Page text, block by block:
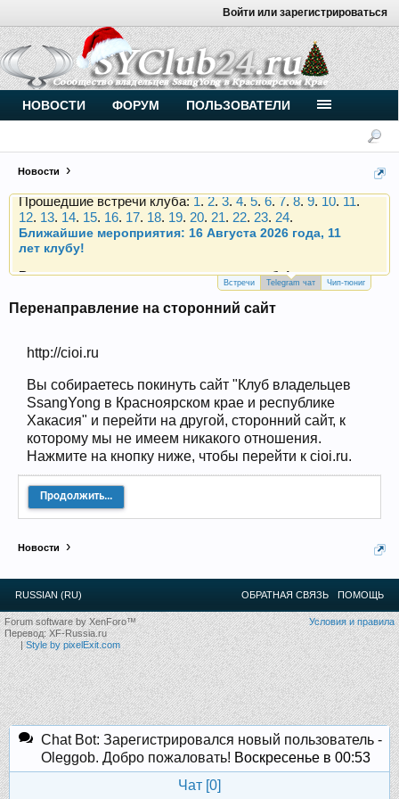
Войти или зарегистрироваться
Новости
Внимание, новые участники нашего клуба!
Основное общение происходит вTelegram-чате.
Присоединяйтесь.
Чип-тюнинг (прошивка) дизелей от
Vahmurka
Прошедшие встречи клуба:
12.13.14.15.16.17.18.19.20.21.22.23.24.
Ближайшие мероприятия: 16 Августа 2026 года, 11
лет клубу!
Внимание, новые участники нашего клуба!
Чип-тюнинг (прошивка) дизелей от
Прошедшие встречи клуба:1.2. 3 4.5.6 .7.8.9.10.11
12.13.14.15. 16.17.18.19.20. 21.22 .23.24.
Ближайшие мероприятия: 16 Августа 2026 года, 11
лет клубу!
Встречи Telegram чат Чип-тюниг
Перенаправление на сторонний сайт
http://cioi.ru
Вы собираетесь покинуть сайт "Клуб владельцев
SsangYong в Красноярском крае и республике
Хакасия" и перейти на другой, сторонний сайт, к
которому мы не имеем никакого отношения.
Нажмите на кнопку ниже, чтобы перейти к cioi.ru.
Продолжить...
Новости
НОВОСТИ ФОРУМ ПОЛЬЗОВАТЕЛИ
RUSSIAN (RU) ОБРАТНАЯ СВЯЗЬ ПОМОЩЬ
Условия и правила
Forum software by XenForo™
Перевод:XF-Russia.ru
|Style by pixelExit.com
Chat Bot: Зарегистрировался новый пользователь -
Oleggob. Добро пожаловать! Воскресенье в 00:53
Чат [0]